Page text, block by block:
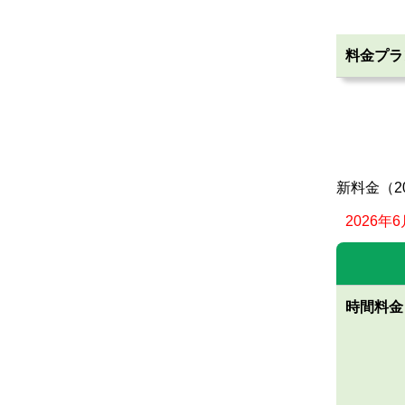
料金プ
新料金（
2026年6
時間料金